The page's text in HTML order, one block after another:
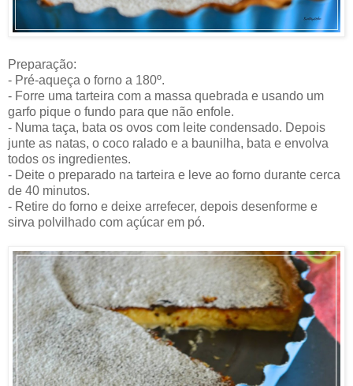
Preparação:
- Pré-aqueça o forno a 180º.
- Forre uma tarteira com a massa quebrada e usando um
garfo pique o fundo para que não enfole.
- Numa taça, bata os ovos com leite condensado. Depois
junte as natas, o coco ralado e a baunilha, bata e envolva
todos os ingredientes.
- Deite o preparado na tarteira e leve ao forno durante cerca
de 40 minutos.
- Retire do forno e deixe arrefecer, depois desenforme e
sirva polvilhado com açúcar em pó.